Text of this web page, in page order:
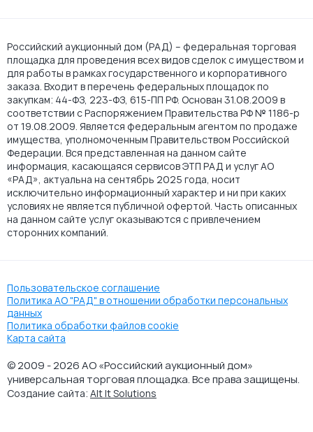
Российский аукционный дом (РАД) – федеральная торговая
площадка для проведения всех видов сделок с имуществом и
для работы в рамках государственного и корпоративного
заказа. Входит в перечень федеральных площадок по
закупкам: 44-ФЗ, 223-ФЗ, 615-ПП РФ. Основан 31.08.2009 в
соответствии с Распоряжением Правительства РФ № 1186-р
от 19.08.2009. Является федеральным агентом по продаже
имущества, уполномоченным Правительством Российской
Федерации. Вся представленная на данном сайте
информация, касающаяся сервисов ЭТП РАД и услуг АО
«РАД», актуальна на сентябрь 2025 года, носит
исключительно информационный характер и ни при каких
условиях не является публичной офертой. Часть описанных
на данном сайте услуг оказываются с привлечением
сторонних компаний.
Пользовательское соглашение
Политика АО "РАД" в отношении обработки персональных
данных
Политика обработки файлов cookie
Карта сайта
© 2009 - 2026 АО «Российский аукционный дом»
универсальная торговая площадка. Все права защищены.
Создание сайта: Alt It Solutions